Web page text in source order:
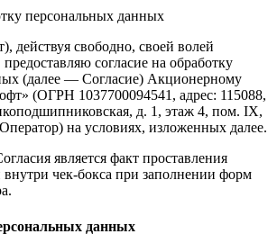
персональных данных
действуя свободно, своей волей
согласие на обработку
(далее — Согласие) Акционерному
(ОГРН 1037700094541, адрес: 115088,
д. 1, этаж 4, пом. IX,
на условиях, изложенных далее.
является факт проставления
чек-бокса при заполнении форм
данных